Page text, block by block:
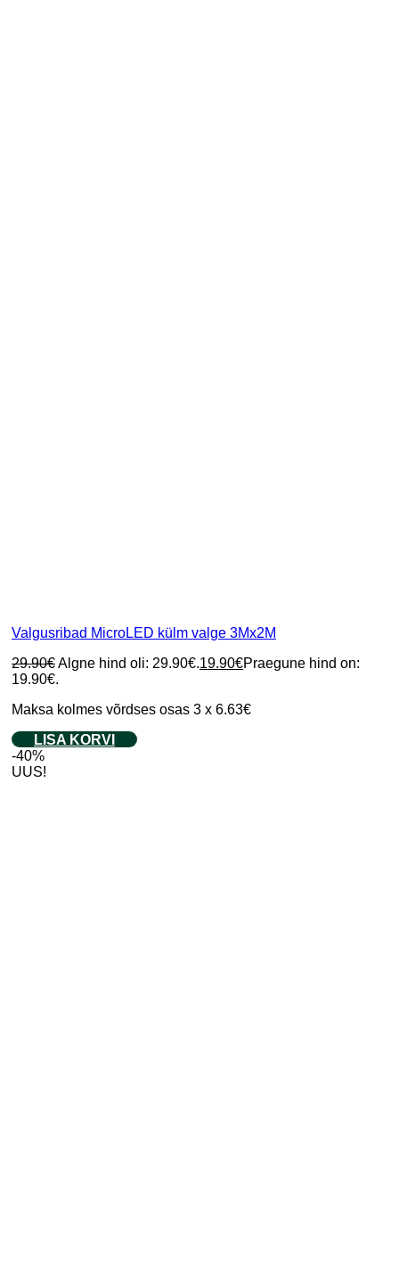
Valgusribad MicroLED külm valge 3Mx2M
29.90€Algne hind oli: 29.90€.19.90€Praegune hind on:
19.90€.
Maksa kolmes võrdses osas 3 x 6.63€
LISA KORVI
-40%
UUS!